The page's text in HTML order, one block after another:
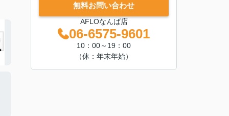
無料お問い合わせ
AFLOなんば店
06-6575-9601
10：00～19：00
（休：年末年始）